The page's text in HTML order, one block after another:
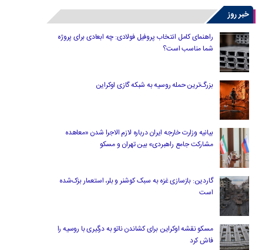
خبر روز
راهنمای کامل انتخاب پروفیل فولادی: چه ابعادی برای پروژه
شما مناسب است؟
بزرگ‌ترین حمله روسیه به شبکه گازی اوکراین
بیانیه وزارت خارجه ایران درباره لازم‌ الاجرا شدن «معاهده
مشارکت جامع راهبردی» بین تهران و مسکو
گاردین: بازسازی غزه به سبک کوشنر و بلر، استعمار بزک‌شده
است
مسکو نقشه اوکراین برای کشاندن ناتو به درگیری با روسیه را
فاش کرد